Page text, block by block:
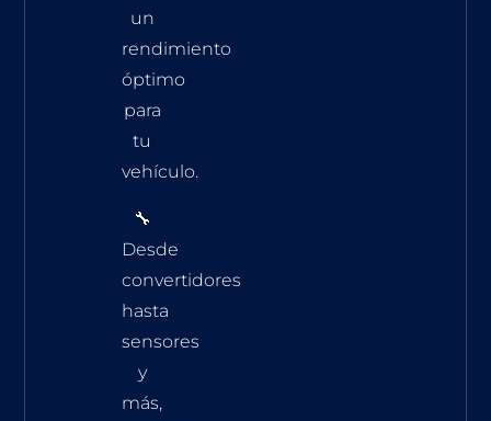
un
rendimiento
óptimo
para
tu
vehículo.
🔧
Desde
convertidores
hasta
sensores
y
más,